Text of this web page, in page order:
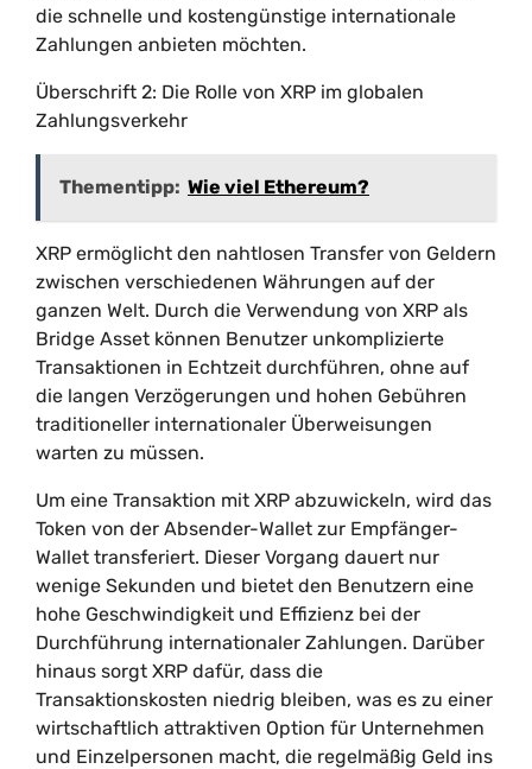
die schnelle und kostengünstige internationale
Zahlungen anbieten möchten.
Überschrift 2: Die Rolle von XRP im globalen
Zahlungsverkehr
Thementipp: Wie viel Ethereum?
XRP ermöglicht den nahtlosen Transfer von Geldern
zwischen verschiedenen Währungen auf der
ganzen Welt. Durch die Verwendung von XRP als
Bridge Asset können Benutzer unkomplizierte
Transaktionen in Echtzeit durchführen, ohne auf
die langen Verzögerungen und hohen Gebühren
traditioneller internationaler Überweisungen
warten zu müssen.
Um eine Transaktion mit XRP abzuwickeln, wird das
Token von der Absender-Wallet zur Empfänger-
Wallet transferiert. Dieser Vorgang dauert nur
wenige Sekunden und bietet den Benutzern eine
hohe Geschwindigkeit und Effizienz bei der
Durchführung internationaler Zahlungen. Darüber
hinaus sorgt XRP dafür, dass die
Transaktionskosten niedrig bleiben, was es zu einer
wirtschaftlich attraktiven Option für Unternehmen
und Einzelpersonen macht, die regelmäßig Geld ins